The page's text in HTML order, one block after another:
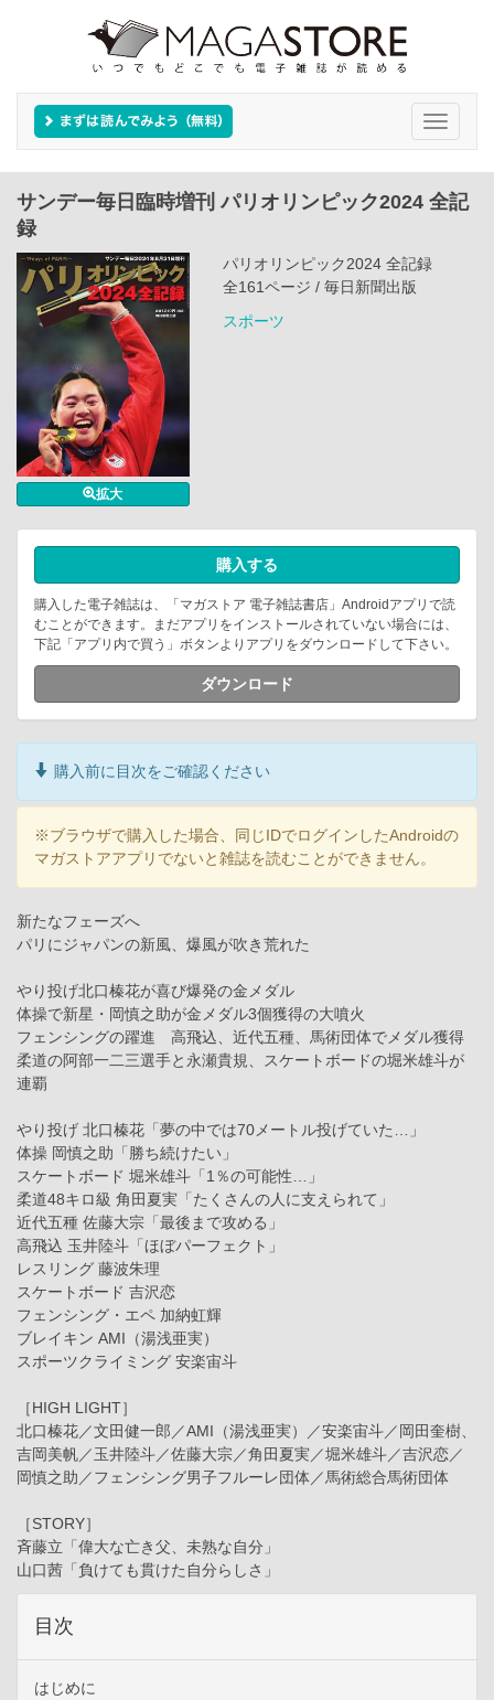
Toggle
サンデー毎日臨時増刊 パリオリンピック2024 全記
録
拡大
パリオリンピック2024 全記録
全161ページ / 毎日新聞出版
スポーツ
購入する
購入した電子雑誌は、「マガストア 電子雑誌書店」Androidアプリで読
むことができます。まだアプリをインストールされていない場合には、
下記「アプリ内で買う」ボタンよりアプリをダウンロードして下さい。
ダウンロード
購入前に目次をご確認ください
※ブラウザで購入した場合、同じIDでログインしたAndroidの
マガストアアプリでないと雑誌を読むことができません。
新たなフェーズへ
パリにジャパンの新風、爆風が吹き荒れた
やり投げ北口榛花が喜び爆発の金メダル
体操で新星・岡慎之助が金メダル3個獲得の大噴火
フェンシングの躍進 高飛込、近代五種、馬術団体でメダル獲得
柔道の阿部一二三選手と永瀬貴規、スケートボードの堀米雄斗が
連覇
やり投げ 北口榛花「夢の中では70メートル投げていた…」
体操 岡慎之助「勝ち続けたい」
スケートボード 堀米雄斗「1％の可能性…」
柔道48キロ級 角田夏実「たくさんの人に支えられて」
近代五種 佐藤大宗「最後まで攻める」
高飛込 玉井陸斗「ほぼパーフェクト」
レスリング 藤波朱理
スケートボード 吉沢恋
フェンシング・エペ 加納虹輝
ブレイキン AMI（湯浅亜実）
スポーツクライミング 安楽宙斗
［HIGH LIGHT］
北口榛花／文田健一郎／AMI（湯浅亜実）／安楽宙斗／岡田奎樹、
吉岡美帆／玉井陸斗／佐藤大宗／角田夏実／堀米雄斗／吉沢恋／
岡慎之助／フェンシング男子フルーレ団体／馬術総合馬術団体
［STORY］
斉藤立「偉大な亡き父、未熟な自分」
山口茜「負けても貫けた自分らしさ」
目次
はじめに